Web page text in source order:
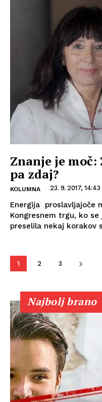
Znanje je
pa zdaj?
KOLUMNA 23. 9. 2017, 14:43
Energija proslavljajoče
Kongresnem trgu, ko
preselila nekaj korakov
1 2 3
Najbolj brano